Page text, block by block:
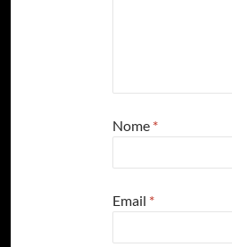
Nome *
Email *